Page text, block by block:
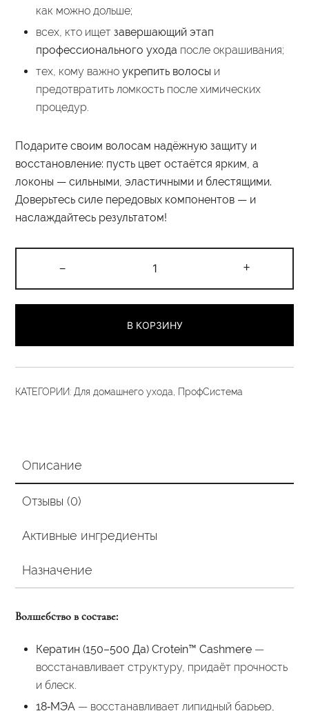
как можно дольше;
всех, кто ищет завершающий этап
профессионального ухода после окрашивания;
тех, кому важно укрепить волосы и
предотвратить ломкость после химических
процедур.
Подарите своим волосам надёжную защиту и
восстановление: пусть цвет остаётся ярким, а
локоны — сильными, эластичными и блестящими.
Доверьтесь силе передовых компонентов — и
наслаждайтесь результатом!
-
товара
Маска-
«Шаг
4»
стабилизатор
30гр
+
В КОРЗИНУ
КАТЕГОРИИ: Для домашнего ухода, ПрофСистема
Описание
Отзывы (0)
Активные ингредиенты
Назначение
Волшебство в составе:
Кератин (150–500 Да) Crotein™ Cashmere—
восстанавливает структуру, придаёт прочность
и блеск.
18‑МЭА — восстанавливает липидный барьер,